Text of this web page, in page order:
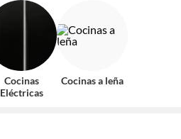
Cocinas
Eléctricas
Cocinas a leña